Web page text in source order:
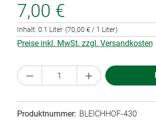
7,00 €
Inhalt: 0.1 Liter (70,00 € / 1 Liter)
Preise inkl. MwSt. zzgl. Versandkosten
Produkt Anzahl: Gib den
Produktnummer: BLEICHHOF-430